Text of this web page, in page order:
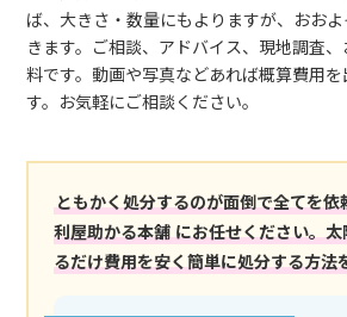
ば、大きさ・数量にもよりますが、おお
きます。ご相談、アドバイス、現地調査
料です。動画や写真などあれば概算費用
す。お気軽にご相談ください。
ともかく処分するのが面倒で全てを依
利屋助かる本舗 にお任せください。
るだけ費用を安く簡単に処分する方法